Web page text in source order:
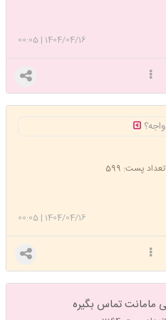
1404/04/16
|
00:05
تعداد پست: 599
1404/04/16
|
00:05
مامانت تماس بگیره